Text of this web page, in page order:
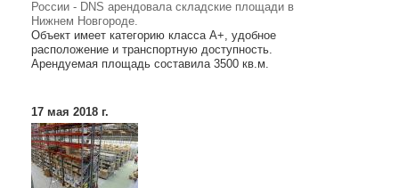
России - DNS арендовала складские площади в
Нижнем Новгороде.
Объект имеет категорию класса А+, удобное
расположение и транспортную доступность.
Арендуемая площадь составила 3500 кв.м.
17 мая 2018 г.